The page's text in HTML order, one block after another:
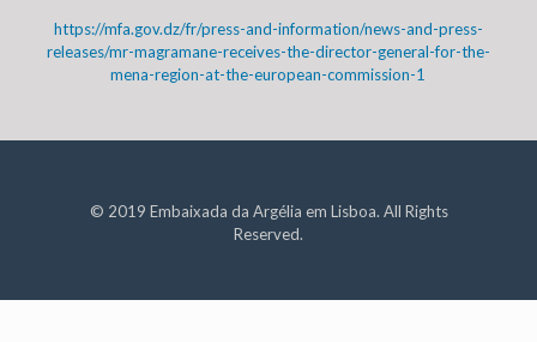
https://mfa.gov.dz/fr/press-and-information/news-and-press-
releases/mr-magramane-receives-the-director-general-for-the-
mena-region-at-the-european-commission-1
© 2019 Embaixada da Argélia em Lisboa. All Rights
Reserved.